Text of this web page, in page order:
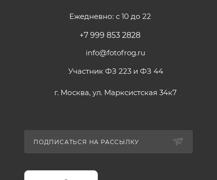
Ежедневно: с 10 до 22
+7 999 853 2828
info@fotofrog.ru
Участник ФЗ 223 и ФЗ 44
г. Москва, ул. Марксистская 34к7
ПОДПИСАТЬСЯ НА РАССЫЛКУ